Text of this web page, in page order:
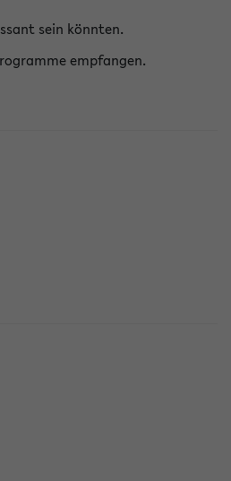
sein könnten.
empfangen.